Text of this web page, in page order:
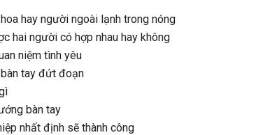
hay người ngoài lạnh trong nóng
hai người có hợp nhau hay không
niệm tình yêu
tay đứt đoạn
bàn tay
nhất định sẽ thành công